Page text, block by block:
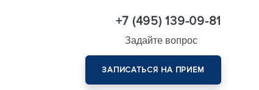
+7 (495) 139-09-81
Задайте вопрос
ЗАПИСАТЬСЯ НА ПРИЕМ